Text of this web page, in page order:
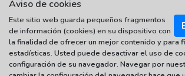
© 2021-2022 Universitat Autònoma de
Tots els drets reservats
Aviso de cookies
Este sitio web guarda pequeños fragmentos
de información (cookies) en su dispositivo con
la finalidad de ofrecer un mejor contenido y para
estadísticas. Usted puede desactivar el uso de
configuración de su navegador. Navegar por